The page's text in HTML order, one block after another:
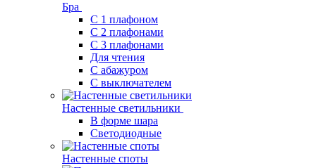
Бра
С 1 плафоном
С 2 плафонами
С 3 плафонами
Для чтения
С абажуром
С выключателем
Настенные светильники
В форме шара
Светодиодные
Настенные споты